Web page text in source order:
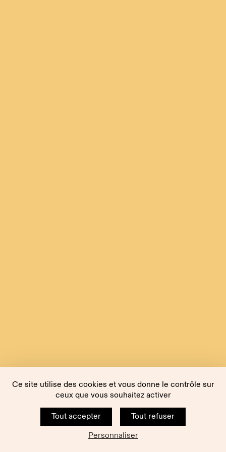
Ce site utilise des cookies et vous donne le contrôle sur
ceux que vous souhaitez activer
Tout accepter
Tout refuser
Personnaliser